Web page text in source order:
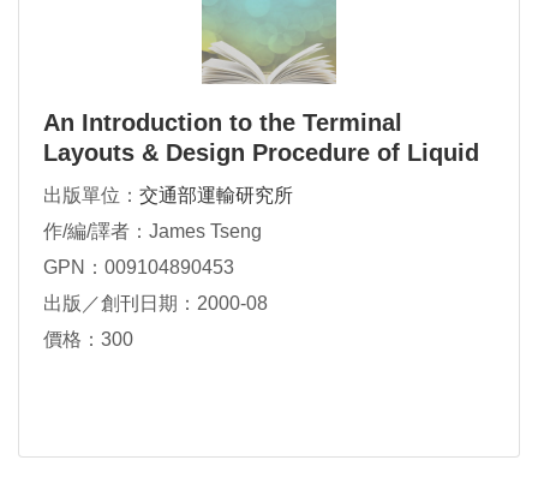
An Introduction to the Terminal
Layouts & Design Procedure of Liquid
Bulk Terminal
出版單位： 交通部運輸研究所
作/編/譯者：James Tseng
GPN：009104890453
出版／創刊日期：2000-08
價格：300